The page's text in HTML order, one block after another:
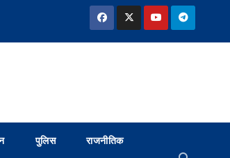
पुलिस राजनीतिक